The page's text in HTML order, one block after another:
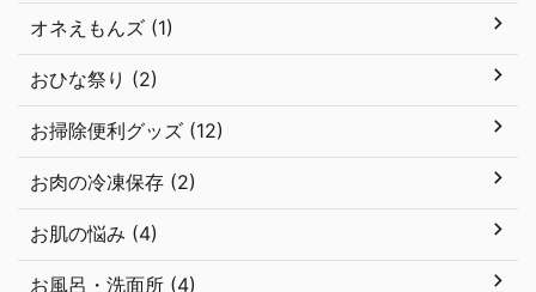
オネえもんズ (1)
おひな祭り (2)
お掃除便利グッズ (12)
お肉の冷凍保存 (2)
お肌の悩み (4)
お風呂・洗面所 (4)